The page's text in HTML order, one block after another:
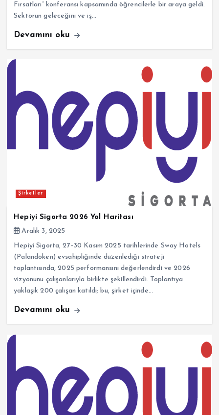
Fırsatları” konferansı kapsamında öğrencilerle bir araya geldi.
Sektörün geleceğini ve iş…
Devamını oku
Şirketler
Hepiyi Sigorta 2026 Yol Haritası
Aralık 3, 2025
Hepiyi Sigorta, 27–30 Kasım 2025 tarihlerinde Sway Hotels
(Palandöken) evsahipliğinde düzenlediği strateji
toplantısında, 2025 performansını değerlendirdi ve 2026
vizyonunu çalışanlarıyla birlikte şekillendirdi. Toplantıya
yaklaşık 200 çalışan katıldı; bu, şirket içinde…
Devamını oku